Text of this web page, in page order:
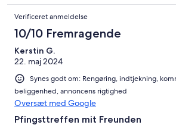
Verificeret anmeldelse
10/10 Fremragende
Kerstin G.
22. maj 2024
Synes godt om: Rengøring, indtjekning,
beliggenhed, annoncens rigtighed
Oversæt med Google
Pfingsttreffen mit Freunden